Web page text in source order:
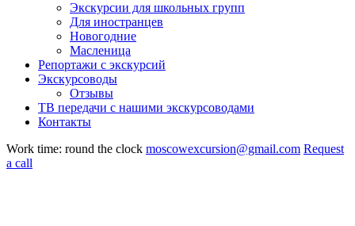
Экскурсии для школьных групп
Для иностранцев
Новогодние
Масленица
Репортажи с экскурсий
Экскурсоводы
Отзывы
ТВ передачи с нашими экскурсоводами
Контакты
Work time: round the clock moscowexcursion@gmail.com Request
a call